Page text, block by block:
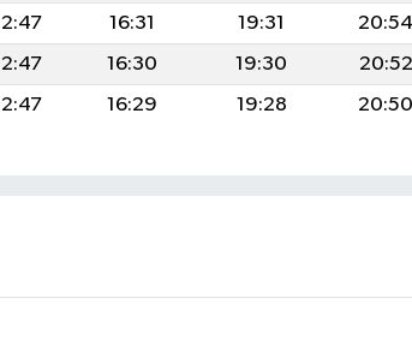
16:31 19:31
20:54
16:30 19:30
20:52
16:29 19:28 20:50